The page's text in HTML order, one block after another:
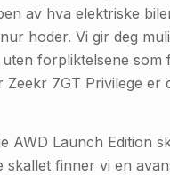
av hva elektriske
hoder. Vi gir deg
forpliktelsene
7GT Privilege er
AWD Launch Edition
skallet finner vi en